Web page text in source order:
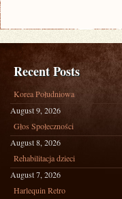
Recent Posts
Korea Południowa
August 9, 2026
Głos Społeczności
August 8, 2026
Rehabilitacja dzieci
August 7, 2026
Harlequin Retro